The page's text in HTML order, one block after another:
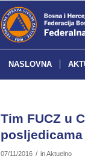
NASLOVNA
Tim FUCZ u
07/11/2016 / inAktuelno